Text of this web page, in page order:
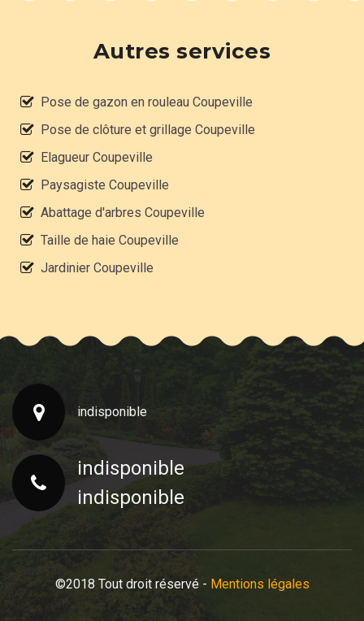
Autres services
Pose de gazon en rouleau Coupeville
Pose de clôture et grillage Coupeville
Elagueur Coupeville
Paysagiste Coupeville
Abattage d'arbres Coupeville
Taille de haie Coupeville
Jardinier Coupeville
indisponible
indisponible
indisponible
©2018 Tout droit réservé - Mentions légales